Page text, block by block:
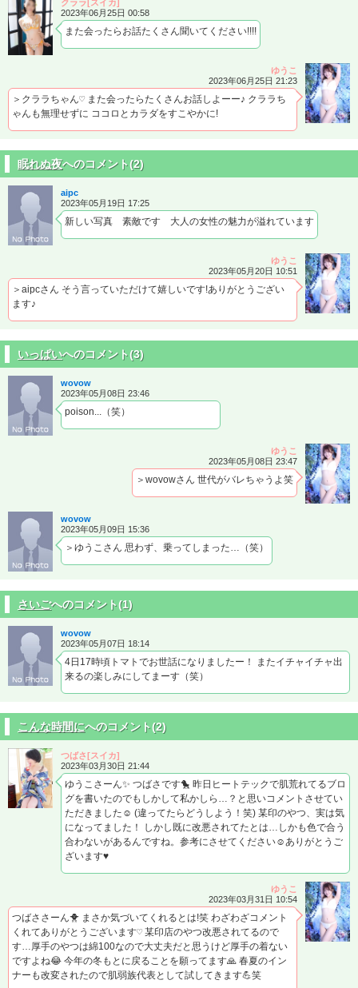
クララ[スイカ]
2023年06月25日 00:58
また会ったらお話たくさん聞いてください!!!!
ゆうこ
2023年06月25日 21:23
＞クララちゃん♡ また会ったらたくさんお話しよーー♪ クララち
ゃんも無理せずに ココロとカラダをすこやかに!
眠れぬ夜へのコメント(2)
aipc
2023年05月19日 17:25
新しい写真 素敵です 大人の女性の魅力が溢れています
ゆうこ
2023年05月20日 10:51
＞aipcさん そう言っていただけて嬉しいです!ありがとうござい
ます♪
いっぱいへのコメント(3)
wovow
2023年05月08日 23:46
poison...（笑）
ゆうこ
2023年05月08日 23:47
＞wovowさん 世代がバレちゃうよ笑
wovow
2023年05月09日 15:36
＞ゆうこさん 思わず、乗ってしまった…（笑）
さいごへのコメント(1)
wovow
2023年05月07日 18:14
4日17時頃トマトでお世話になりましたー！ またイチャイチャ出
来るの楽しみにしてまーす（笑）
こんな時間にへのコメント(2)
つばさ[スイカ]
2023年03月30日 21:44
ゆうこさーん✨ つばさです🐤 昨日ヒートテックで肌荒れてるブロ
グを書いたのでもしかして私かしら…？と思いコメントさせてい
ただきました☺ (違ってたらどうしよう！笑) 某印のやつ、実は気
になってました！ しかし既に改悪されてたとは…しかも色で合う
合わないがあるんですね。参考にさせてください☺ありがとうご
ざいます♥
ゆうこ
2023年03月31日 10:54
つばささーん🐥 まさか気づいてくれるとは!笑 わざわざコメント
くれてありがとうございます♡ 某印店のやつ改悪されてるので
す…厚手のやつは綿100なので大丈夫だと思うけど厚手の着ない
ですよね😂 今年の冬もとに戻ることを願ってます🙏 春夏のイン
ナーも改変されたので肌弱族代表として試してきます💪笑